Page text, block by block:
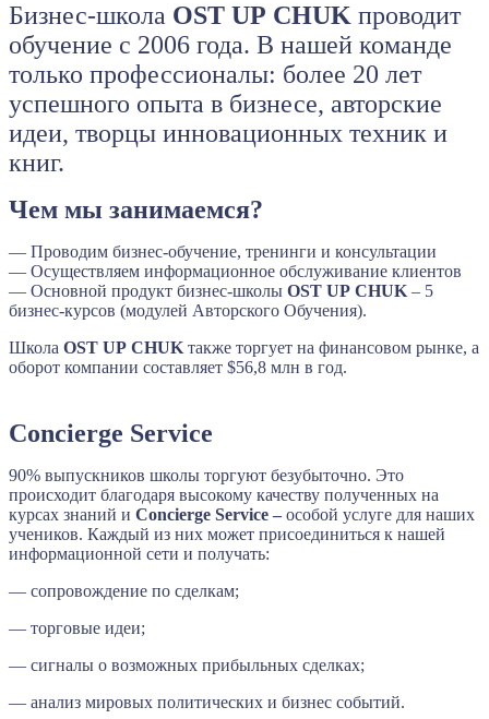
Бизнес-школа OST UP CHUK проводит
обучение с 2006 года. В нашей команде
только профессионалы: более 20 лет
успешного опыта в бизнесе, авторские
идеи, творцы инновационных техник и
книг.
Чем мы занимаемся?
— Проводим бизнес-обучение, тренинги и консультации
— Осуществляем информационное обслуживание клиентов
— Основной продукт бизнес-школы OST UP CHUK – 5
бизнес-курсов (модулей Авторского Обучения).
Школа OST UP CHUK также торгует на финансовом рынке, а
оборот компании составляет $56,8 млн в год.
Concierge Service
90% выпускников школы торгуют безубыточно. Это
происходит благодаря высокому качеству полученных на
курсах знаний и Concierge Service – особой услуге для наших
учеников. Каждый из них может присоединиться к нашей
информационной сети и получать:
— сопровождение по сделкам;
— торговые идеи;
— сигналы о возможных прибыльных сделках;
— анализ мировых политических и бизнес событий.